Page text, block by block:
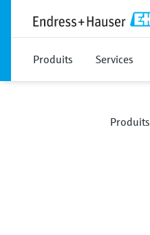
Produits Services
Produits